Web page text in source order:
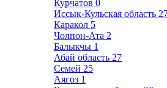
Курчатов 0
Иссык-Кульская область
Каракол 5
Чолпон-Ата 2
Балыкчы 1
Абай область 27
Семей 25
Аягоз 1